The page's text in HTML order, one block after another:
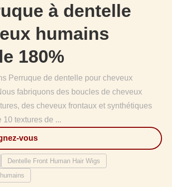
à dentelle
humains
180%
Perruque de dentelle pour cheveux
fabriquons des boucles de cheveux
des cheveux frontaux et synthétiques
textures de ...
vous
Dentelle Front Human Hair Wigs